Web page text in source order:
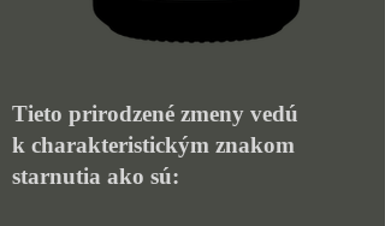
Tieto prirodzené zmeny vedú
k charakteristickým znakom
starnutia ako sú: